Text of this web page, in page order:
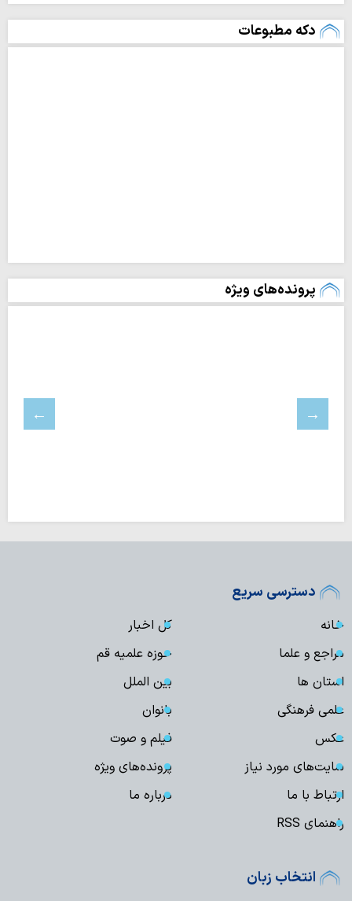
دکه مطبوعات
پرونده‌های ویژه
دسترسی سریع
خانه
کل اخبار
مراجع و علما
حوزه علمیه قم
استان ها
بین الملل
علمی فرهنگی
بانوان
عکس
فیلم و صوت
سایت‌های مورد نیاز
پرونده‌های ویژه
ارتباط با ما
درباره ما
راهنمای RSS
انتخاب زبان